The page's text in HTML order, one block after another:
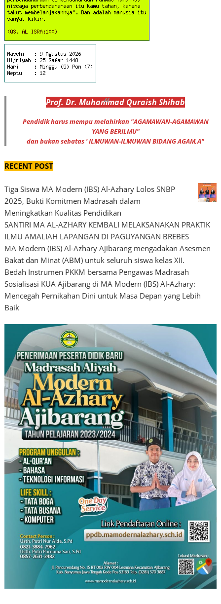
Prof. Dr. Muhammad Quraish Shihab
Pendidik harus mempu melahirkan "AGAMAWAN-AGAMAWAN
YANG BERILMU"
dan bukan sebatas ' ILMUWAN-ILMUWAN BIDANG AGAM,A"
RECENT POST
Tiga Siswa MA Modern (IBS) Al-Azhary Lolos SNBP
2025, Bukti Komitmen Madrasah dalam
Meningkatkan Kualitas Pendidikan
SANTIRI MA AL-AZHARY KEMBALI MELAKSANAKAN PRAKTIK
ILMU AMALIAH LAPANGAN DI PAGUYANGAN BREBES
MA Modern (IBS) Al-Azhary Ajibarang mengadakan Asesmen
Bakat dan Minat (ABM) untuk seluruh siswa kelas XII.
Bedah Instrumen PKKM bersama Pengawas Madrasah
Sosialisasi KUA Ajibarang di MA Modern (IBS) Al-Azhary:
Mencegah Pernikahan Dini untuk Masa Depan yang Lebih
Baik